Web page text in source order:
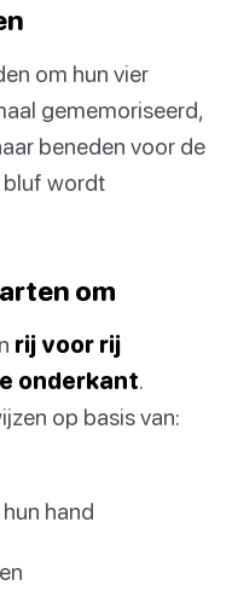
om hun vier
gememoriseerd,
beneden voor de
bluf wordt
om
rij voor rij
onderkant.
op basis van:
hun hand